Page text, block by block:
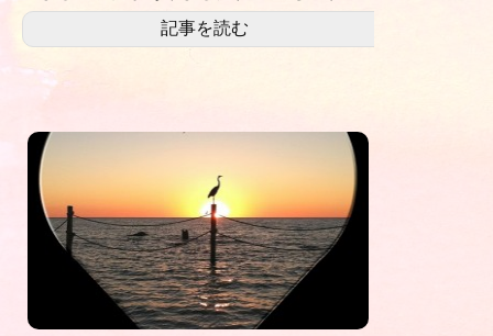
娘がいる親にとって背筋
記事を読む